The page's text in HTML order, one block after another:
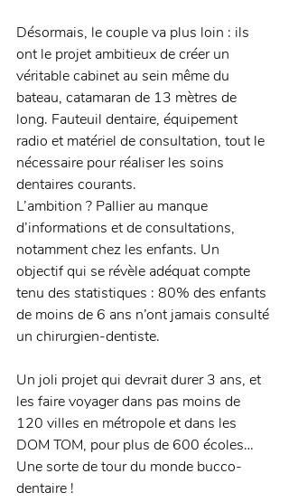
Désormais, le couple va plus loin : ils
ont le projet ambitieux de créer un
véritable cabinet au sein même du
bateau, catamaran de 13 mètres de
long. Fauteuil dentaire, équipement
radio et matériel de consultation, tout le
nécessaire pour réaliser les soins
dentaires courants.
L’ambition ? Pallier au manque
d’informations et de consultations,
notamment chez les enfants. Un
objectif qui se révèle adéquat compte
tenu des statistiques : 80% des enfants
de moins de 6 ans n’ont jamais consulté
un chirurgien-dentiste.
Un joli projet qui devrait durer 3 ans, et
les faire voyager dans pas moins de
120 villes en métropole et dans les
DOM TOM, pour plus de 600 écoles…
Une sorte de tour du monde bucco-
dentaire !